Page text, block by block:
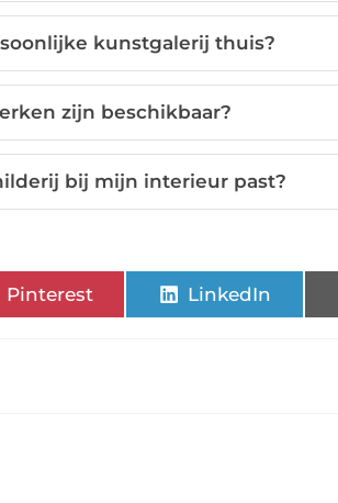
kunstgalerij thuis?
zijn beschikbaar?
bij mijn interieur past?
Pinterest LinkedIn